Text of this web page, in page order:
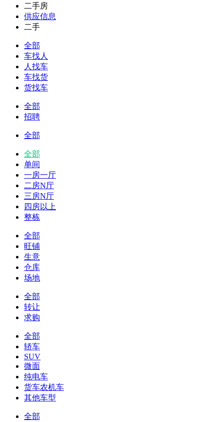
二手房
供应信息
二手
全部
车找人
人找车
车找货
货找车
全部
招聘
全部
全部
单间
一房一厅
二房N厅
三房N厅
四房以上
整栋
全部
旺铺
生意
仓库
场地
全部
转让
求购
全部
轿车
SUV
微面
纯电车
货车农机车
其他车型
全部